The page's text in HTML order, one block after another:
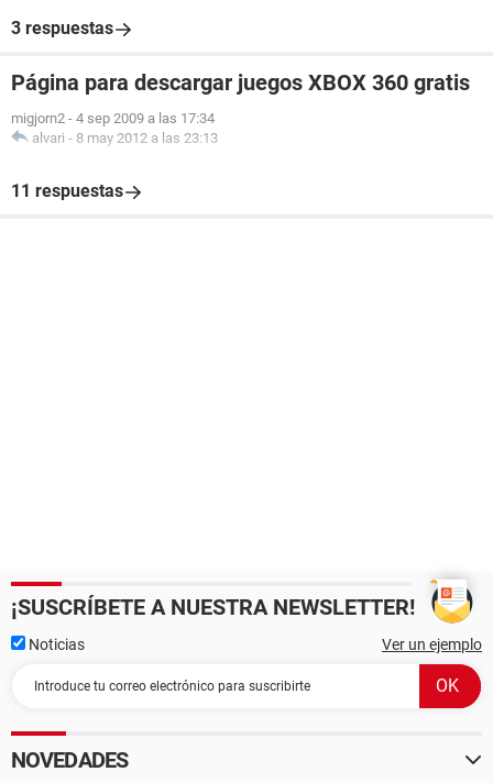
3 respuestas
Página para descargar juegos XBOX 360 gratis
migjorn2 - 4 sep 2009 a las 17:34
alvari - 8 may 2012 a las 23:13
11 respuestas
¡SUSCRÍBETE A NUESTRA NEWSLETTER!
Noticias Ver un ejemplo
NOVEDADES